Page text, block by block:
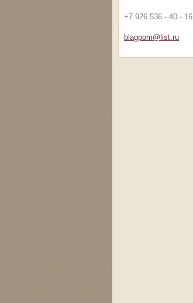
+7 926 536 - 40 - 16
blagpom@ list.ru